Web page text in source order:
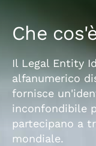
Che
Il Legal Entity
alfanumerico
fornisce
inconfondibile
partecipano a
mondiale.